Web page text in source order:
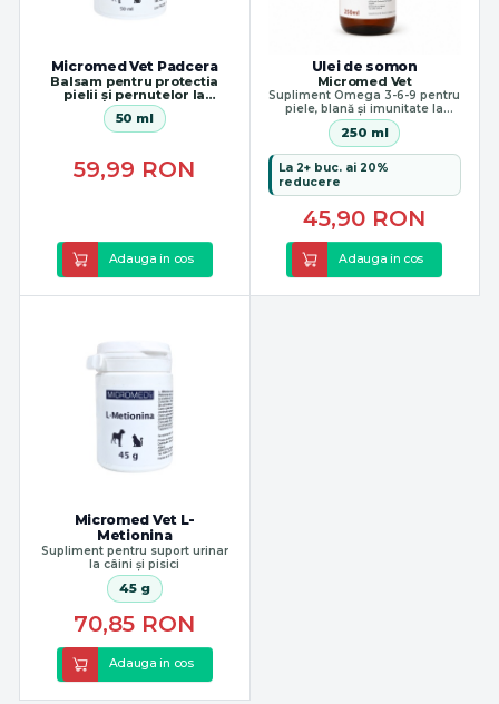
Micromed Vet Padcera
Balsam pentru protectia
pielii și pernutelor la
animale
50 ml
59,99 RON
Adauga in cos
Ulei de somon
Micromed Vet
Supliment Omega 3-6-9 pentru
piele, blană și imunitate la
animale de companie
250 ml
La 2+ buc. ai 20%
reducere
45,90 RON
Adauga in cos
Micromed Vet L-
Metionina
Supliment pentru suport urinar
la câini și pisici
45 g
70,85 RON
Adauga in cos